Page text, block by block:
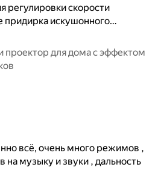
регулировки скорости
придирка искушонного…
для дома с эффектом
всё, очень много режимов ,
на музыку и звуки , дальность